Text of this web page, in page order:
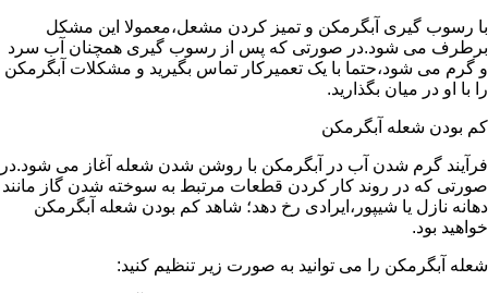
با رسوب گیری آبگرمکن و تمیز کردن مشعل،معمولا این مشکل
برطرف می شود.در صورتی که پس از رسوب گیری همچنان آب سرد
و گرم می شود،حتما با یک تعمیرکار تماس بگیرید و مشکلات آبگرمکن
را با او در میان بگذارید.
کم بودن شعله آبگرمکن
فرآیند گرم شدن آب در آبگرمکن با روشن شدن شعله آغاز می شود.در
صورتی که در روند کار کردن قطعات مرتبط به سوخته شدن گاز مانند
دهانه نازل یا شیپور،ایرادی رخ دهد؛ شاهد کم بودن شعله آبگرمکن
خواهید بود.
شعله آبگرمکن را می توانید به صورت زیر تنظیم کنید: